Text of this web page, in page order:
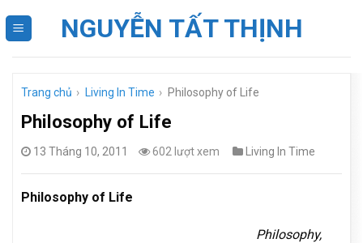
NGUYỄN TẤT THỊNH
Trang chủ › Living In Time › Philosophy of Life
Philosophy of Life
13 Tháng 10, 2011 602 lượt xem Living In Time
Philosophy of Life
Philosophy,